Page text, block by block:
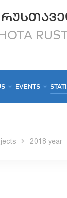
EVENTS
2018 year